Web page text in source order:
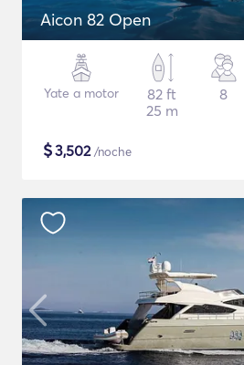
Aicon 82 Open
Yate a motor
82 ft
25 m
8
$3,502/noche